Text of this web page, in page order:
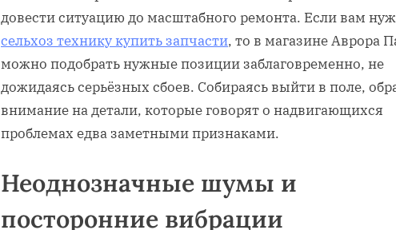
довести ситуацию до масштабного ремонта. Если вам
сельхоз технику купить запчасти, то в магазине Аврора
можно подобрать нужные позиции заблаговременно, не
дожидаясь серьёзных сбоев. Собираясь выйти в поле,
внимание на детали, которые говорят о надвигающихся
проблемах едва заметными признаками.
Неоднозначные шумы и
посторонние вибрации